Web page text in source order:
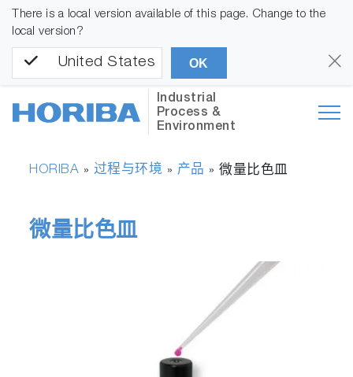
There is a local version available of this page. Change to the
local version?
United States OK
Industrial
Process &
Environment
HORIBA » 过程与环境 » 产品 »微量比色皿
微量比色皿